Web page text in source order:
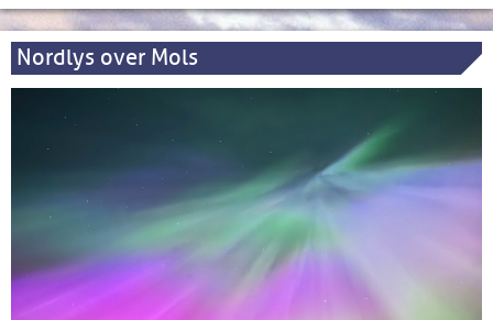
Nordlys over Mols